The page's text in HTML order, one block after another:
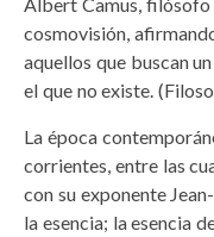
cosmovisión,
aquellos que buscan
el que no existe.
La época
corrientes, entre las
con su exponente
la esencia; la esencia